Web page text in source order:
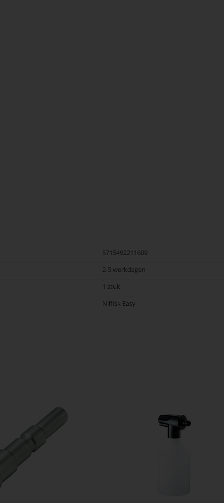
Nilfisk Onderdelen vandaag nog en bestel eenvoudig online.
5715492211609
2-5 werkdagen
1 stuk
Nilfisk Easy